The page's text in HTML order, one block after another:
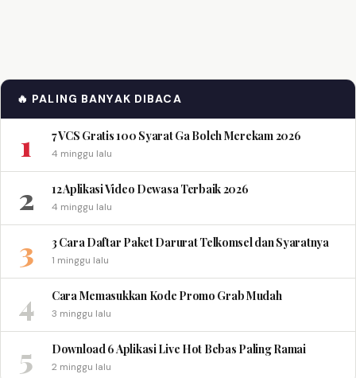
🔥 PALING BANYAK DIBACA
1 7 VCS Gratis 100 Syarat Ga Boleh Merekam 2026
4 minggu lalu
2 12 Aplikasi Video Dewasa Terbaik 2026
4 minggu lalu
3 3 Cara Daftar Paket Darurat Telkomsel dan Syaratnya
1 minggu lalu
4 Cara Memasukkan Kode Promo Grab Mudah
3 minggu lalu
5 Download 6 Aplikasi Live Hot Bebas Paling Ramai
2 minggu lalu